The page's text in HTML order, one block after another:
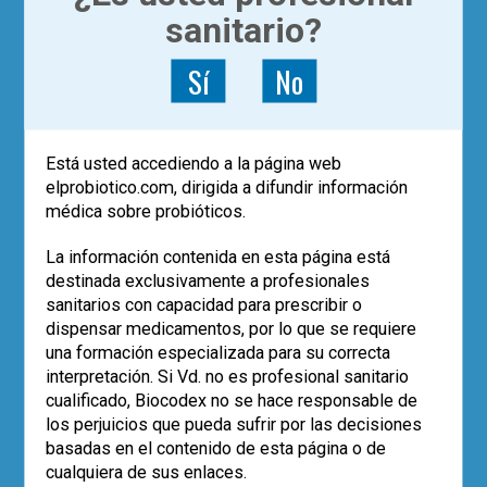
Akkermansia muciniphila, una de las
bacterias más abundantes de la
microbiota intestinal, parece tener un
Leer más
Akkermansia muciniphila
microbiota , obesidad 2
POST RECIENTES
Los datos de vida real confirman el
papel deSaccharomyces boulardii
CNCM I-745 en la erradicación deH.
pylori
Eco-solidaridad para superar la
sanitario?
Sí No
Está usted accediendo a la página web
elprobiotico.com, dirigida a difundir información
médica sobre probióticos.
La información contenida en esta página está
destinada exclusivamente a profesionales
sanitarios con capacidad para prescribir o
dispensar medicamentos, por lo que se requiere
una formación especializada para su correcta
interpretación. Si Vd. no es profesional sanitario
cualificado, Biocodex no se hace responsable de
los perjuicios que pueda sufrir por las decisiones
basadas en el contenido de esta página o de
cualquiera de sus enlaces.